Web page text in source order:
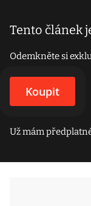
Tento článek
Odemkněte si
Koupit
Už mám